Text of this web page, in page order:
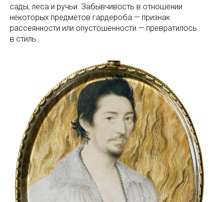
сады, леса и ручьи. Забывчивость в отношении
некоторых предметов гардероба — признак
рассеянности или опустошенности — превратилось
в стиль.